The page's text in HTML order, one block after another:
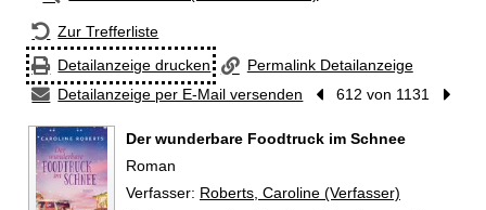
Zur Trefferliste
Detailanzeige drucken
Permalink Detailanzeige
Detailanzeige per E-Mail versenden
Vorheriger Treffer
612 von 1131
Der wunderbare Foodtruck im Schnee
Roman
Verfasser: Suche nach diesem Verfasser
Roberts, Caroline (Verfasser)